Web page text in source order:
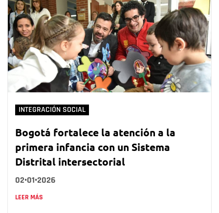
INTEGRACIÓN SOCIAL
Bogotá fortalece la atención a la
primera infancia con un Sistema
Distrital intersectorial
02•01•2026
LEER MÁS